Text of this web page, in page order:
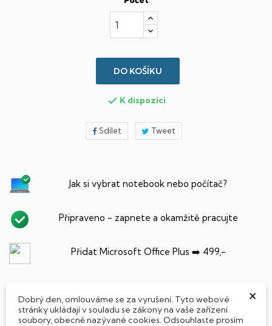
DO KOŠÍKU
 K dispozici
Sdílet Tweet
Jak si vybrat notebook nebo počítač?
Připraveno - zapnete a okamžitě pracujte
Přidat Microsoft Office Plus ➡️ 499,-
POPIS PARAMETRY PRODUKTU
×
Dobrý den, omlouváme se za vyrušení. Tyto webové
stránky ukládají v souladu se zákony na vaše zařízení
soubory, obecně nazývané cookies. Odsouhlaste prosím